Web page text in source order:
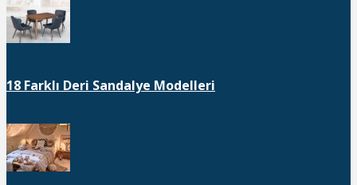
18 Farklı Deri Sandalye Modelleri